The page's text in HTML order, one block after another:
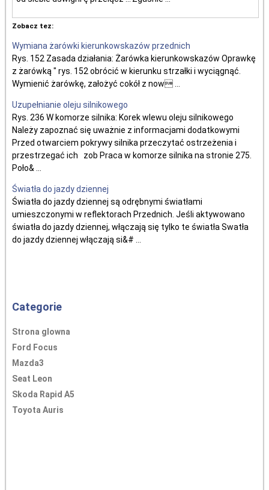
Zobacz tez:
Wymiana żarówki kierunkowskazów przednich
Rys. 152 Zasada działania: Żarówka kierunkowskazów Oprawkę
z żarówką " rys. 152 obrócić w kierunku strzałki i wyciągnąć.
Wymienić żarówkę, założyć cokół z now ...
Uzupełnianie oleju silnikowego
Rys. 236 W komorze silnika: Korek wlewu oleju silnikowego
Należy zapoznać się uważnie z informacjami dodatkowymi
Przed otwarciem pokrywy silnika przeczytać ostrzeżenia i
przestrzegać ich zob Praca w komorze silnika na stronie 275.
Poło& ...
Światła do jazdy dziennej
Światła do jazdy dziennej są odrębnymi światłami
umieszczonymi w reflektorach Przednich. Jeśli aktywowano
światła do jazdy dziennej, włączają się tylko te światła Swatła
do jazdy dziennej włączają si&# ...
Categorie
Strona glowna
Ford Focus
Mazda3
Seat Leon
Skoda Rapid A5
Toyota Auris